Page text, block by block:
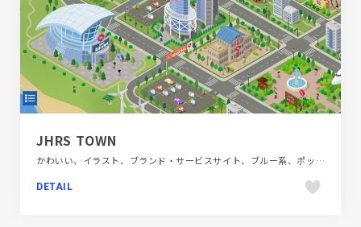
JHRS TOWN
かわいい、イラスト、ブランド・サービスサイト、ブルー系、ポップ、医療・ヘルスケア
DETAIL